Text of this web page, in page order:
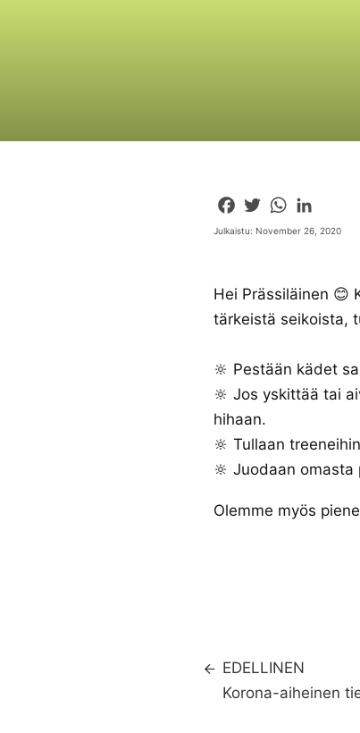
Facebook
Twitter
Julkaistu: November 26, 2020
Hei Prässiläinen 😊
tärkeistä seikoista,
🔆 Pestään kädet
🔆 Jos yskittää tai
hihaan.⠀
🔆 Tullaan
🔆 Juodaan
Olemme myös
EDELLINEN
Korona-aiheinen